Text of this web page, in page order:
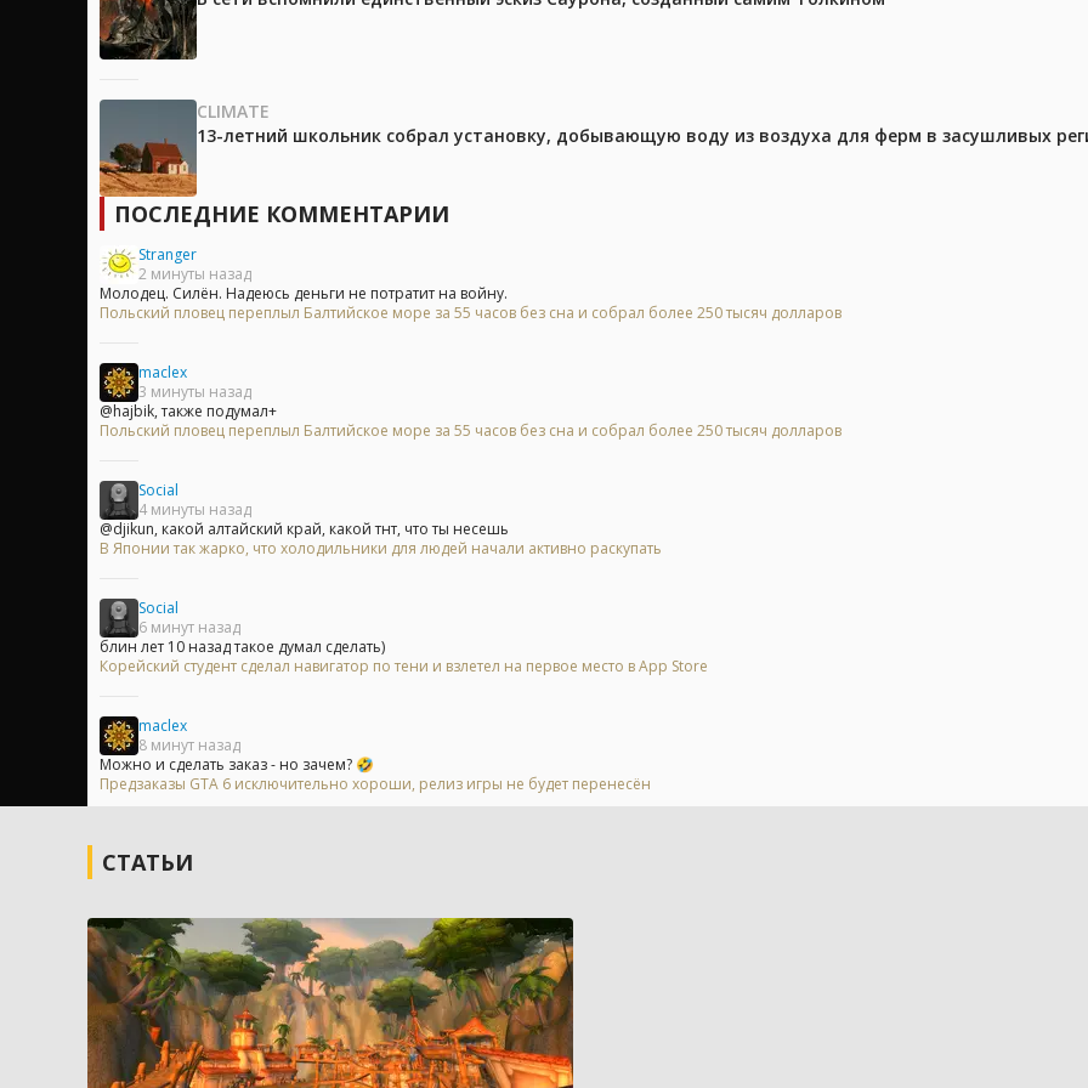
CLIMATE
13-летний школьник собрал установку, добывающую воду из воздуха для ферм в засушливых
ПОСЛЕДНИЕ КОММЕНТАРИИ
Stranger
2 минуты назад
Молодец. Силён. Надеюсь деньги не потратит на войну.
Польский пловец переплыл Балтийское море за 55 часов без сна и собрал более 250 тысяч долларов
maclex
3 минуты назад
@hajbik, также подумал+
Польский пловец переплыл Балтийское море за 55 часов без сна и собрал более 250 тысяч долларов
Social
4 минуты назад
@djikun, какой алтайский край, какой тнт, что ты несешь
В Японии так жарко, что холодильники для людей начали активно раскупать
Social
6 минут назад
блин лет 10 назад такое думал сделать)
Корейский студент сделал навигатор по тени и взлетел на первое место в App Store
maclex
8 минут назад
Можно и сделать заказ - но зачем? 🤣
Предзаказы GTA 6 исключительно хороши, релиз игры не будет перенесён
СТАТЬИ